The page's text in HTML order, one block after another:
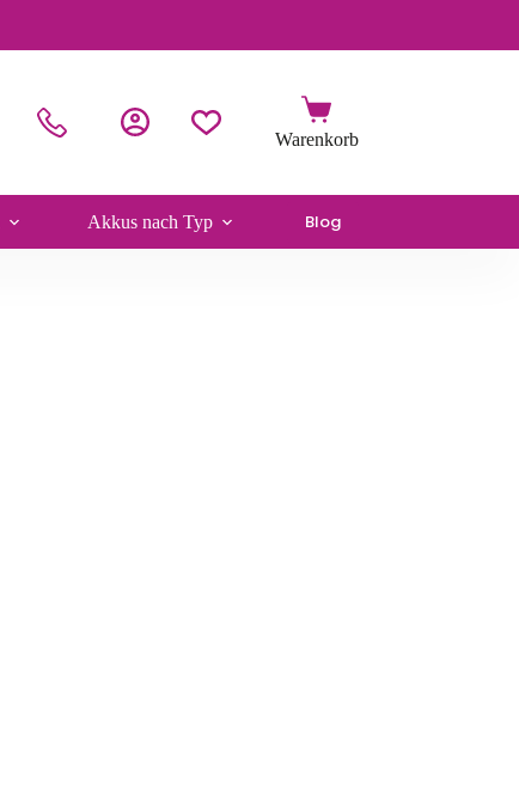
Akkus nach Typ Blog